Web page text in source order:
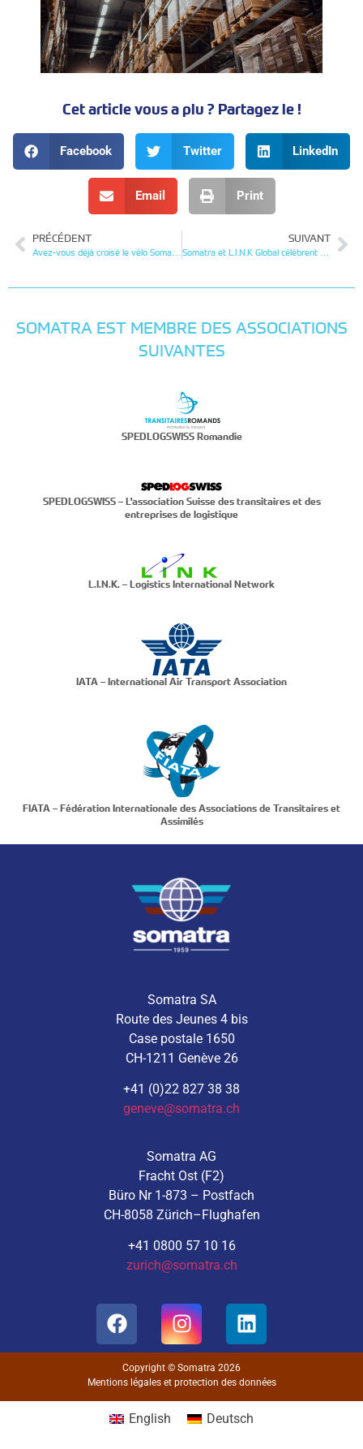
Cet article vous a plu ? Partagez le !
Facebook Twitter LinkedIn
Email Print
PRÉCÉDENT SUIVANT
SOMATRA EST MEMBRE DES ASSOCIATIONS
SUIVANTES
SPEDLOGSWISS Romandie
SPEDLOGSWISS – L'association Suisse des transitaires et des
entreprises de logistique
L.I.N.K. – Logistics International Network
IATA – International Air Transport Association
FIATA – Fédération Internationale des Associations de Transitaires et
Assimilés
Somatra SA
Route des Jeunes 4 bis
Case postale 1650
CH-1211 Genève 26
+41 (0)22 827 38 38
geneve@somatra.ch
Somatra AG
Fracht Ost (F2)
Büro Nr 1-873 – Postfach
CH-8058 Zürich–Flughafen
+41 0800 57 10 16
zurich@somatra.ch
Copyright © Somatra 2026
Mentions légales et protection des données
English Deutsch